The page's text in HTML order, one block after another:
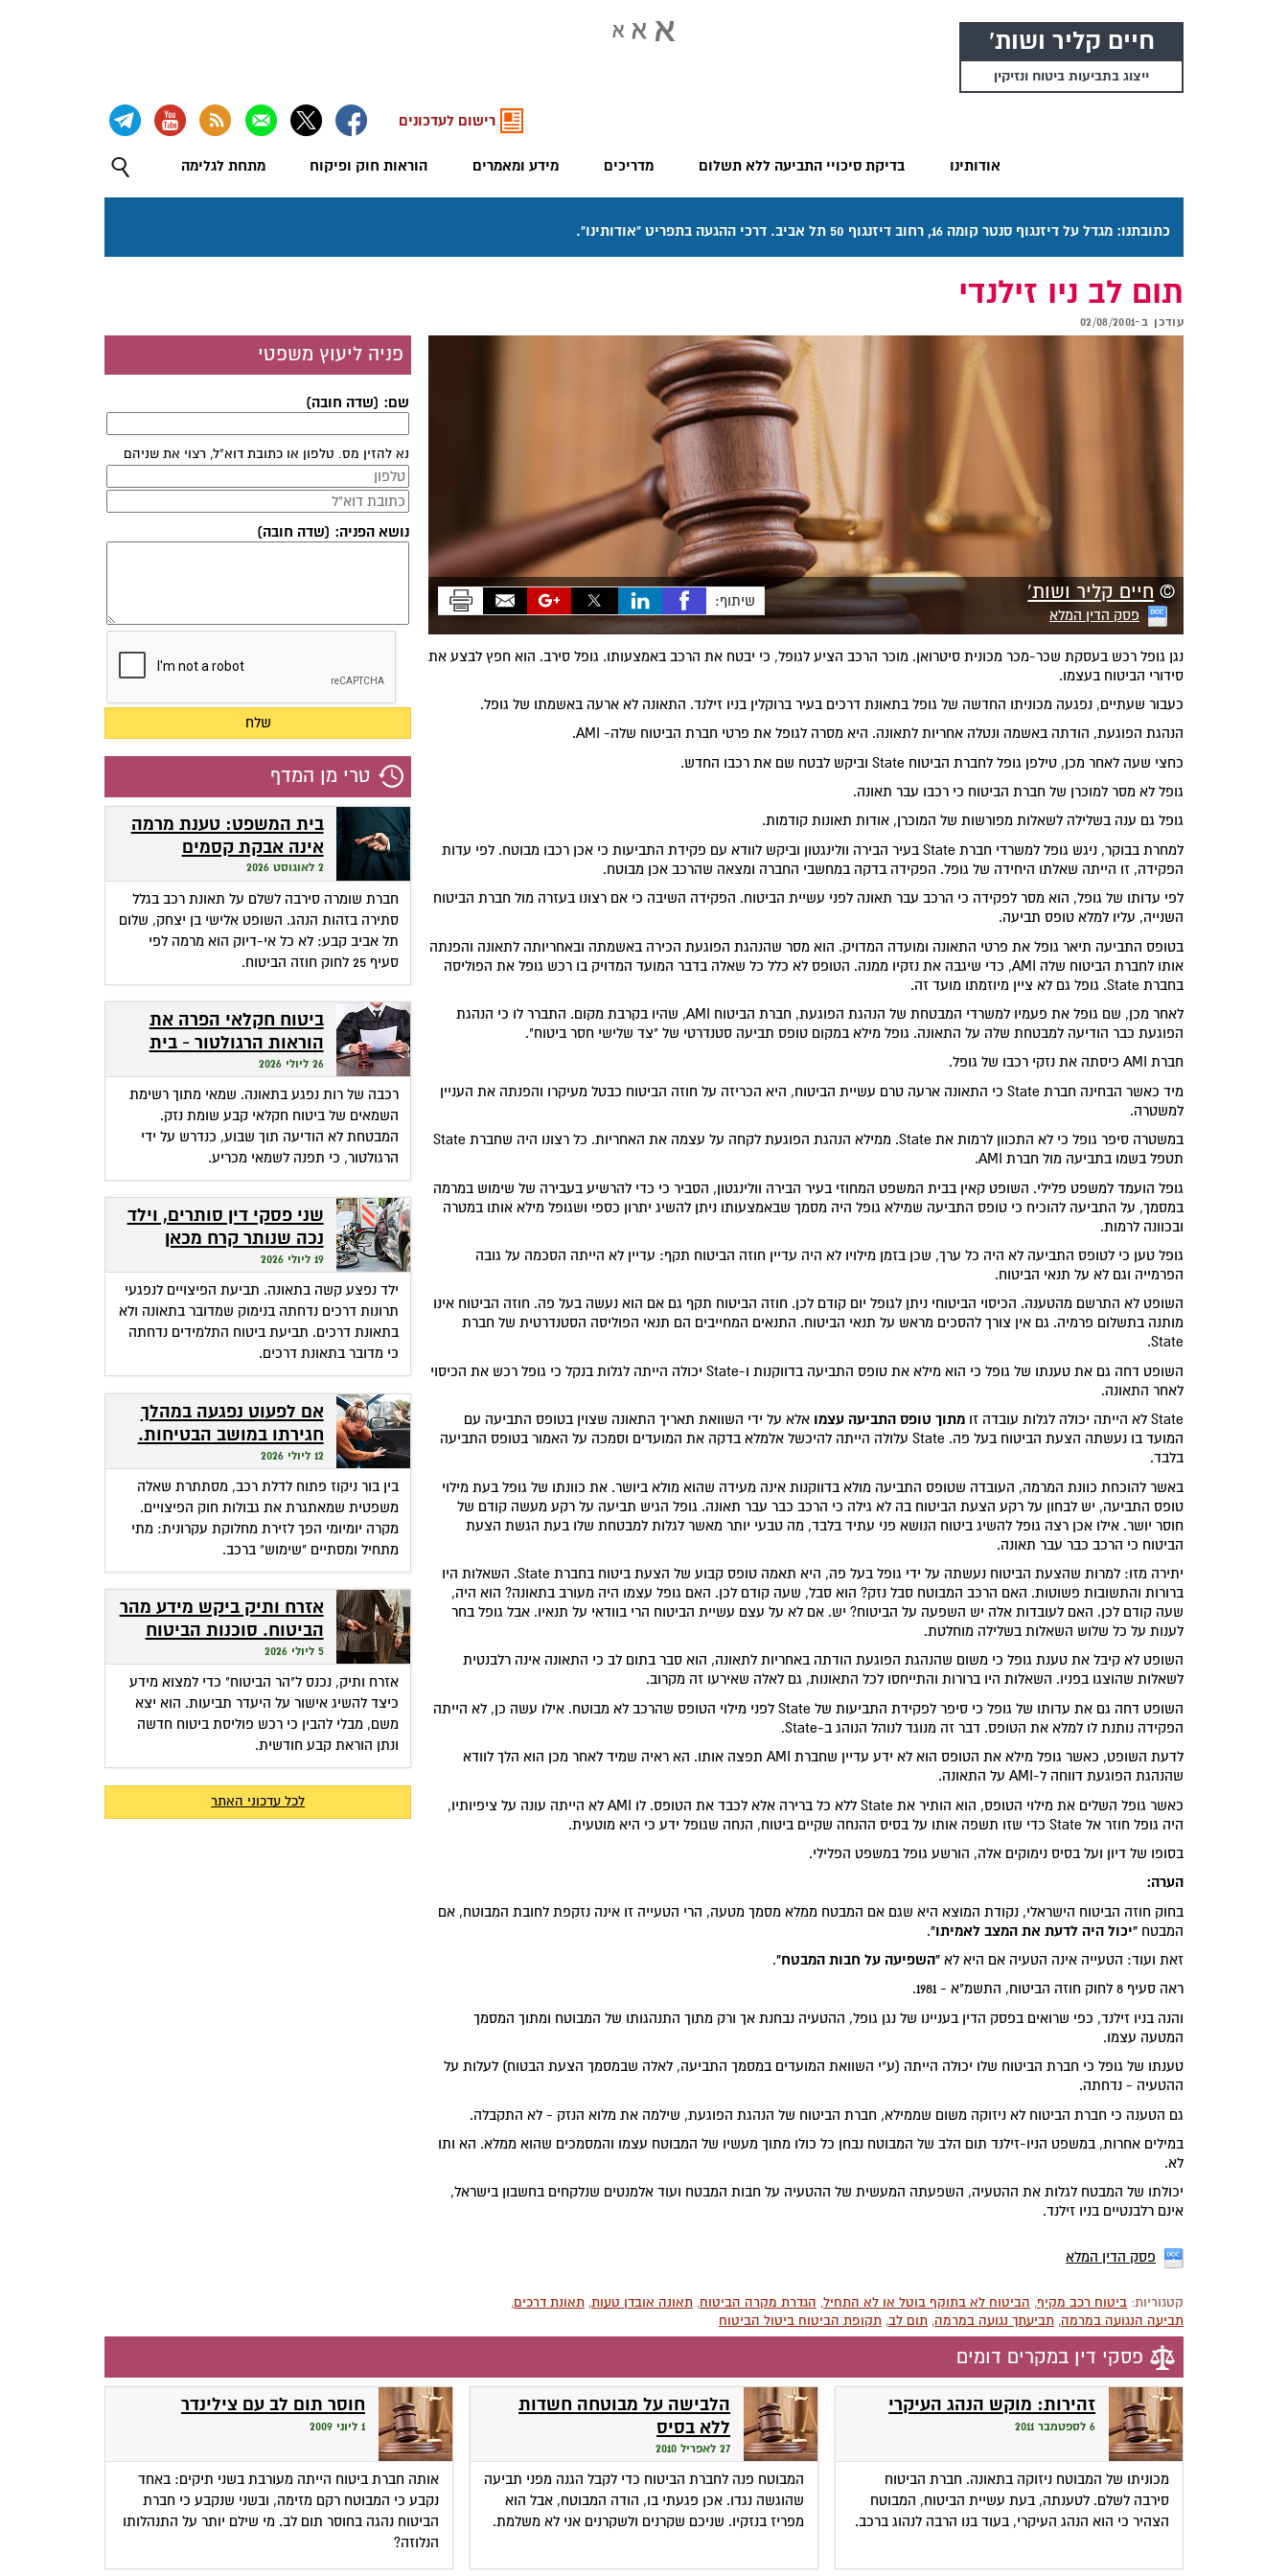
חיים קליר ושות'
ייצוג בתביעות ביטוח ונזיקין
אודותינו בדיקת סיכויי התביעה ללא תשלום מדריכים מידע ומאמרים הוראות חוק ופיקוח מתחת לגלימה
רישום לעדכונים
כתובתנו: מגדל על דיזנגוף סנטר קומה 16, רחוב דיזנגוף 50 תל אביב. דרכי ההגעה בתפריט "אודותינו".
תום לב ניו זילנדי
עודכן ב-02/08/2001
© חיים קליר ושות'
פסק הדין המלא
שיתוף:
נגן גופל רכש בעסקת שכר-מכר מכונית סיטרואן. מוכר הרכב הציע לגופל, כי יבטח את הרכב באמצעותו. גופל סירב. הוא חפץ לבצע את
סידורי הביטוח בעצמו.
כעבור שעתיים, נפגעה מכוניתו החדשה של גופל בתאונת דרכים בעיר ברוקלין בניו זילנד. התאונה לא ארעה באשמתו של גופל.
הנהגת הפוגעת, הודתה באשמה ונטלה אחריות לתאונה. היא מסרה לגופל את פרטי חברת הביטוח שלה- AMI.
כחצי שעה לאחר מכן, טילפן גופל לחברת הביטוח State וביקש לבטח שם את רכבו החדש.
גופל לא מסר למוכרן של חברת הביטוח כי רכבו עבר תאונה.
גופל גם ענה בשלילה לשאלות מפורשות של המוכרן, אודות תאונות קודמות.
למחרת בבוקר, ניגש גופל למשרדי חברת State בעיר הבירה וולינגטון וביקש לוודא עם פקידת התביעות כי אכן רכבו מבוטח. לפי עדות
הפקידה, זו הייתה שאלתו היחידה של גופל. הפקידה בדקה במחשבי החברה ומצאה שהרכב אכן מבוטח.
לפי עדותו של גופל, הוא מסר לפקידה כי הרכב עבר תאונה לפני עשיית הביטוח. הפקידה השיבה כי אם רצונו בעזרה מול חברת הביטוח
השנייה, עליו למלא טופס תביעה.
בטופס התביעה תיאר גופל את פרטי התאונה ומועדה המדויק. הוא מסר שהנהגת הפוגעת הכירה באשמתה ובאחריותה לתאונה והפנתה
אותו לחברת הביטוח שלה AMI, כדי שיגבה את נזקיו ממנה. הטופס לא כלל כל שאלה בדבר המועד המדויק בו רכש גופל את הפוליסה
בחברת State. גופל גם לא ציין מיוזמתו מועד זה.
לאחר מכן, שם גופל את פעמיו למשרדי המבטחת של הנהגת הפוגעת, חברת הביטוח AMI, שהיו בקרבת מקום. התברר לו כי הנהגת
הפוגעת כבר הודיעה למבטחת שלה על התאונה. גופל מילא במקום טופס תביעה סטנדרטי של "צד שלישי חסר ביטוח".
חברת AMI כיסתה את נזקי רכבו של גופל.
מיד כאשר הבחינה חברת State כי התאונה ארעה טרם עשיית הביטוח, היא הכריזה על חוזה הביטוח כבטל מעיקרו והפנתה את העניין
למשטרה.
במשטרה סיפר גופל כי לא התכוון לרמות את State. ממילא הנהגת הפוגעת לקחה על עצמה את האחריות. כל רצונו היה שחברת State
תטפל בשמו בתביעה מול חברת AMI.
גופל הועמד למשפט פלילי. השופט קאין בבית המשפט המחוזי בעיר הבירה וולינגטון, הסביר כי כדי להרשיע בעבירה של שימוש במרמה
במסמך, על התביעה להוכיח כי טופס התביעה שמילא גופל היה מסמך שבאמצעותו ניתן להשיג יתרון כספי ושגופל מילא אותו במטרה
ובכוונה לרמות.
גופל טען כי לטופס התביעה לא היה כל ערך, שכן בזמן מילויו לא היה עדיין חוזה הביטוח תקף: עדיין לא הייתה הסכמה על גובה
הפרמייה וגם לא על תנאי הביטוח.
השופט לא התרשם מהטענה. הכיסוי הביטוחי ניתן לגופל יום קודם לכן. חוזה הביטוח תקף גם אם הוא נעשה בעל פה. חוזה הביטוח אינו
מותנה בתשלום פרמיה. גם אין צורך להסכים מראש על תנאי הביטוח. התנאים המחייבים הם תנאי הפוליסה הסטנדרטית של חברת
State.
השופט דחה גם את טענתו של גופל כי הוא מילא את טופס התביעה בדווקנות ו-State יכולה הייתה לגלות בנקל כי גופל רכש את הכיסוי
לאחר התאונה.
State לא הייתה יכולה לגלות עובדה זו
מתוך טופס התביעה עצמו אלא על ידי השוואת תאריך התאונה שצוין בטופס התביעה עם
המועד בו נעשתה הצעת הביטוח בעל פה. State עלולה הייתה להיכשל אלמלא בדקה את המועדים וסמכה על האמור בטופס התביעה
בלבד.
באשר להוכחת כוונת המרמה, העובדה שטופס התביעה מולא בדווקנות אינה מעידה שהוא מולא ביושר. את כוונתו של גופל בעת מילוי
טופס התביעה, יש לבחון על רקע הצעת הביטוח בה לא גילה כי הרכב כבר עבר תאונה. גופל הגיש תביעה על רקע מעשה קודם של
חוסר יושר. אילו אכן רצה גופל להשיג ביטוח הנושא פני עתיד בלבד, מה טבעי יותר מאשר לגלות למבטחת שלו בעת הגשת הצעת
הביטוח כי הרכב כבר עבר תאונה.
יתירה מזו: למרות שהצעת הביטוח נעשתה על ידי גופל בעל פה, היא תאמה טופס קבוע של הצעת ביטוח בחברת State. השאלות היו
ברורות והתשובות פשוטות. האם הרכב המבוטח סבל נזק? הוא סבל, שעה קודם לכן. האם גופל עצמו היה מעורב בתאונה? הוא היה,
שעה קודם לכן. האם לעובדות אלה יש השפעה על הביטוח? יש. אם לא על עצם עשיית הביטוח הרי בוודאי על תנאיו. אבל גופל בחר
לענות על כל שלוש השאלות בשלילה מוחלטת.
השופט לא קיבל את טענת גופל כי משום שהנהגת הפוגעת הודתה באחריות לתאונה, הוא סבר בתום לב כי התאונה אינה רלבנטית
לשאלות שהוצגו בפניו. השאלות היו ברורות והתייחסו לכל התאונות, גם לאלה שאירעו זה מקרוב.
השופט דחה גם את עדותו של גופל כי סיפר לפקידת התביעות של State לפני מילוי הטופס שהרכב לא מבוטח. אילו עשה כן, לא הייתה
הפקידה נותנת לו למלא את הטופס. דבר זה מנוגד לנוהל הנוהג ב-State.
לדעת השופט, כאשר גופל מילא את הטופס הוא לא ידע עדיין שחברת AMI תפצה אותו. הא ראיה שמיד לאחר מכן הוא הלך לוודא
שהנהגת הפוגעת דווחה ל-AMI על התאונה.
כאשר גופל השלים את מילוי הטופס, הוא הותיר את State ללא כל ברירה אלא לכבד את הטופס. לו AMI לא הייתה עונה על ציפיותיו,
היה גופל חוזר אל State כדי שזו תשפה אותו על בסיס ההנחה שקיים ביטוח, הנחה שגופל ידע כי היא מוטעית.
בסופו של דיון ועל בסיס נימוקים אלה, הורשע גופל במשפט הפלילי.
הערה:
בחוק חוזה הביטוח הישראלי, נקודת המוצא היא שגם אם המבטח ממלא מסמך מטעה, הרי הטעייה זו אינה נזקפת לחובת המבוטח, אם
המבטח "יכול היה לדעת את המצב לאמיתו".
זאת ועוד: הטעייה אינה הטעיה אם היא לא "השפיעה על חבות המבטח".
ראה סעיף 8 לחוק חוזה הביטוח, התשמ"א - 1981.
והנה בניו זילנד, כפי שרואים בפסק הדין בעניינו של נגן גופל, ההטעיה נבחנת אך ורק מתוך התנהגותו של המבוטח ומתוך המסמך
המטעה עצמו.
טענתו של גופל כי חברת הביטוח שלו יכולה הייתה (ע"י השוואת המועדים במסמך התביעה, לאלה שבמסמך הצעת הבטוח) לעלות על
ההטעיה - נדחתה.
גם הטענה כי חברת הביטוח לא ניזוקה משום שממילא, חברת הביטוח של הנהגת הפוגעת, שילמה את מלוא הנזק - לא התקבלה.
במילים אחרות, במשפט הניו-זילנד תום הלב של המבוטח נבחן כל כולו מתוך מעשיו של המבוטח עצמו והמסמכים שהוא ממלא. הא ותו
לא.
יכולתו של המבטח לגלות את ההטעיה, השפעתה המעשית של ההטעיה על חבות המבטח ועוד אלמנטים שנלקחים בחשבון בישראל,
אינם רלבנטיים בניו זילנד.
פסק הדין המלא
קטגוריות: ביטוח רכב מקיף, הביטוח לא בתוקף בוטל או לא התחיל, הגדרת מקרה הביטוח, תאונה אובדן טעות, תאונת דרכים,
תביעה הנגועה במרמה, תביעתך נגועה במרמה, תום לב, תקופת הביטוח ביטול הביטוח
פניה ליעוץ משפטי
שם: (שדה חובה)
נא להזין מס. טלפון או כתובת דוא"ל, רצוי את שניהם
נושא הפניה: (שדה חובה)
טרי מן המדף
בית המשפט: טענת מרמה
אינה אבקת קסמים
שהופכת אי-דיוק לפטור
מתשלום
2 לאוגוסט 2026
חברת שומרה סירבה לשלם על תאונת רכב בגלל
סתירה בזהות הנהג. השופט אלישי בן יצחק, שלום
תל אביב קבע: לא כל אי-דיוק הוא מרמה לפי
סעיף 25 לחוק חוזה הביטוח.
ביטוח חקלאי הפרה את
הוראות הרגולטור - בית
המשפט חילץ אותה
26 ליולי 2026
רכבה של רות נפגע בתאונה. שמאי מתוך רשימת
השמאים של ביטוח חקלאי קבע שומת נזק.
המבטחת לא הודיעה תוך שבוע, כנדרש על ידי
הרגולטור, כי תפנה לשמאי מכריע.
שני פסקי דין סותרים, וילד
נכה שנותר קרח מכאן
ומכאן
19 ליולי 2026
ילד נפצע קשה בתאונה. תביעת הפיצויים לנפגעי
תרונות דרכים נדחתה בנימוק שמדובר בתאונה ולא
בתאונת דרכים. תביעת ביטוח התלמידים נדחתה
כי מדובר בתאונת דרכים.
אם לפעוט נפגעה במהלך
חגירתו במושב הבטיחות.
האם זכאית לפיצויים?
12 ליולי 2026
בין בור ניקוז פתוח לדלת רכב, מסתתרת שאלה
משפטית שמאתגרת את גבולות חוק הפיצויים.
מקרה יומיומי הפך לזירת מחלוקת עקרונית: מתי
מתחיל ומסתיים "שימוש" ברכב.
אזרח ותיק ביקש מידע מהר
הביטוח. סוכנות הביטוח
גבתה מחשבונו פרמיות
5 ליולי 2026
אזרח ותיק, נכנס ל"הר הביטוח" כדי למצוא מידע
כיצד להשיג אישור על היעדר תביעות. הוא יצא
משם, מבלי להבין כי רכש פוליסת ביטוח חדשה
ונתן הוראת קבע חודשית.
לכל עדכוני האתר
פסקי דין במקרים דומים
זהירות: מוקש הנהג העיקרי
6 לספטמבר 2011
מכוניתו של המבוטח ניזוקה בתאונה. חברת הביטוח
סירבה לשלם. לטענתה, בעת עשיית הביטוח, המבוטח
הצהיר כי הוא הנהג העיקרי, בעוד בנו הרבה לנהוג ברכב.
הלבישה על מבוטחה חשדות
ללא בסיס
27 לאפריל 2010
המבוטח פנה לחברת הביטוח כדי לקבל הגנה מפני תביעה
שהוגשה נגדו. אכן פגעתי בו, הודה המבוטח, אבל הוא
מפריז בנזקיו. שניכם שקרנים ולשקרנים אני לא משלמת.
חוסר תום לב עם צילינדר
1 ליוני 2009
אותה חברת ביטוח הייתה מעורבת בשני תיקים: באחד
נקבע כי המבוטח רקם מזימה, ובשני שנקבע כי חברת
הביטוח נהגה בחוסר תום לב. מי שילם יותר על התנהלותו
הנלוזה?